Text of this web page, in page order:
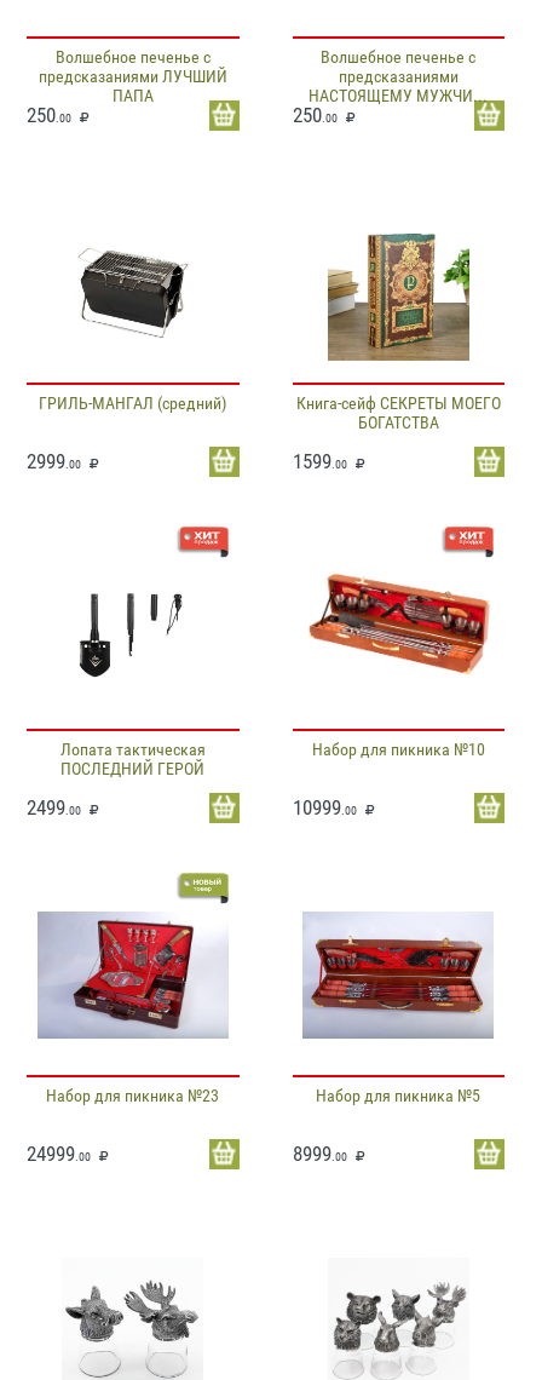
Волшебное печенье с
предсказаниями ЛУЧШИЙ
ПАПА
250 .00
Волшебное печенье с
предсказаниями
НАСТОЯЩЕМУ МУЖЧИ...
250.00
ГРИЛЬ-МАНГАЛ (средний)
2999 .00
Книга-сейф СЕКРЕТЫ МОЕГО
БОГАТСТВА
1599.00
Лопата тактическая
ПОСЛЕДНИЙ ГЕРОЙ
2499 .00
Набор для пикника №10
10999.00
Набор для пикника №23
24999 .00
Набор для пикника №5
8999.00